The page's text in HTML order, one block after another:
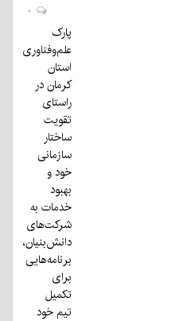
پارک
علم‌وفناوری
استان
کرمان در
راستای
تقویت
ساختار
سازمانی
خود و
بهبود
خدمات به
شرکت‌های
دانش‌بنیان،
برنامه‌هایی
برای
تکمیل
تیم خود